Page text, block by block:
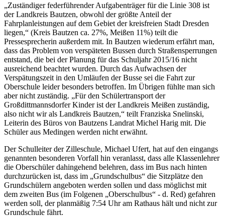
„Zuständiger federführender Aufgabenträger für die Linie 308 ist
der Landkreis Bautzen, obwohl der größte Anteil der
Fahrplanleistungen auf dem Gebiet der kreisfreien Stadt Dresden
liegen,“ (Kreis Bautzen ca. 27%, Meißen 11%) teilt die
Pressesprecherin außerdem mit. In Bautzen wiederum erfährt man,
dass das Problem von verspäteten Bussen durch Straßensperrungen
entstand, die bei der Planung für das Schuljahr 2015/16 nicht
ausreichend beachtet wurden. Durch das Aufwachsen der
Verspätungszeit in den Umläufen der Busse sei die Fahrt zur
Oberschule leider besonders betroffen. Im Übrigen fühlte man sich
aber nicht zuständig. „Für den Schülertransport der
Großdittmannsdorfer Kinder ist der Landkreis Meißen zuständig,
also nicht wir als Landkreis Bautzen,“ teilt Franziska Snelinski,
Leiterin des Büros von Bautzens Landrat Michel Harig mit. Die
Schüler aus Medingen werden nicht erwähnt.
Der Schulleiter der Zilleschule, Michael Ufert, hat auf den eingangs
genannten besonderen Vorfall hin veranlasst, dass alle Klassenlehrer
die Oberschüler dahingehend belehren, dass im Bus nach hinten
durchzurücken ist, dass im „Grundschulbus“ die Sitzplätze den
Grundschülern angeboten werden sollen und dass möglichst mit
dem zweiten Bus (im Folgenen „Oberschulbus“ - d. Red) gefahren
werden soll, der planmäßig 7:54 Uhr am Rathaus hält und nicht zur
Grundschule fährt.